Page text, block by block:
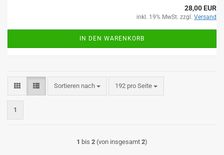
28,00 EUR
inkl. 19% MwSt. zzgl. Versand
IN DEN WARENKORB
Sortieren nach
Sortieren nach 192 pro Seite
pro Seite
1
1 bis 2 (von insgesamt 2)